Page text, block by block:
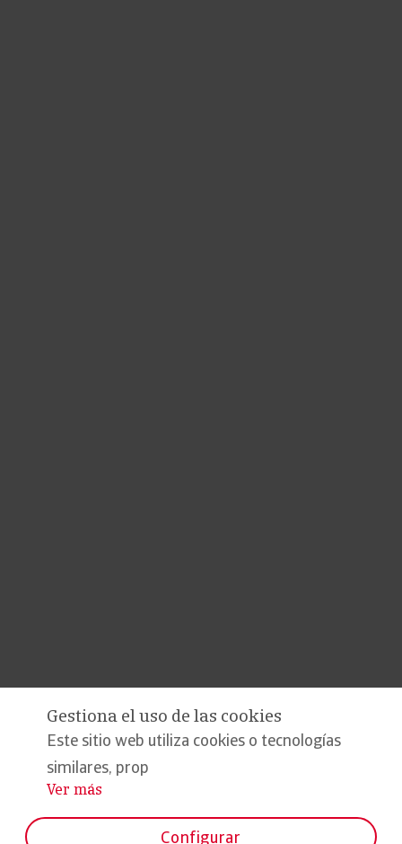
Gestiona el uso de las cookies
Este sitio web utiliza cookies o tecnologías
similares, prop
...
Ver más
Configurar